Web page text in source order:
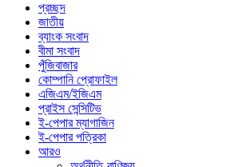
প্রচ্ছদ
জাতীয়
ব্যাংক সংবাদ
বীমা সংবাদ
পুঁজিবাজার
কোম্পানি প্রোফাইল
এজিএম/ইজিএম
প্রাইস সেন্সিটিভ
ই-পেপার ম্যাগাজিন
ই-পেপার পত্রিকা
আরও